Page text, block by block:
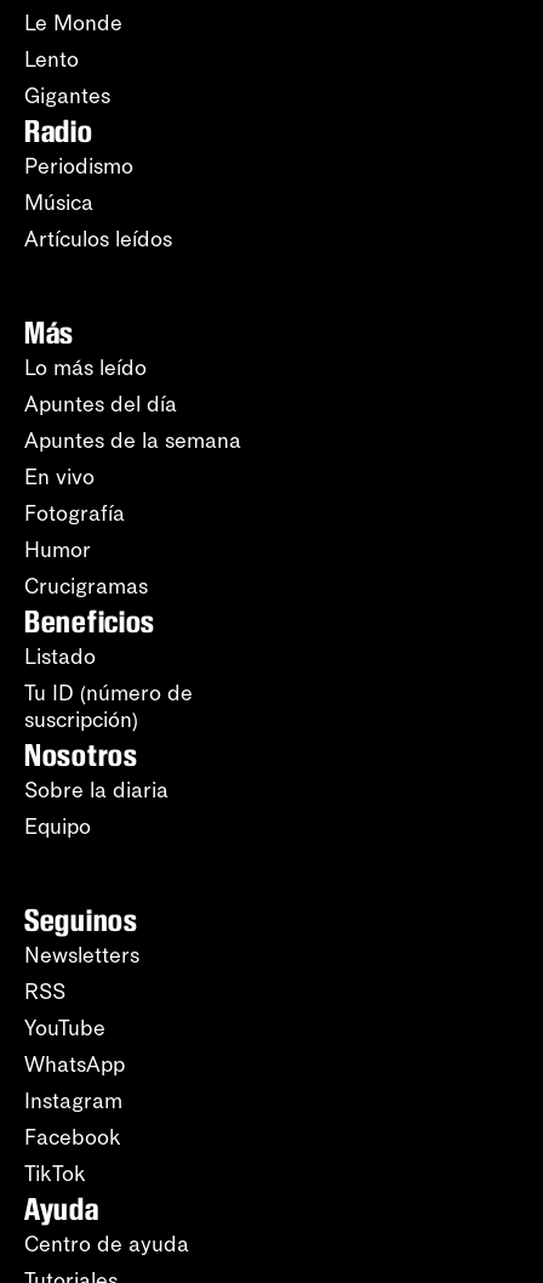
Le Monde
Lento
Gigantes
Radio
Periodismo
Música
Artículos leídos
Más
Lo más leído
Apuntes del día
Apuntes de la semana
En vivo
Fotografía
Humor
Crucigramas
Beneficios
Listado
Tu ID (número de
suscripción)
Nosotros
Sobre la diaria
Equipo
Seguinos
Newsletters
RSS
YouTube
WhatsApp
Instagram
Facebook
TikTok
Ayuda
Centro de ayuda